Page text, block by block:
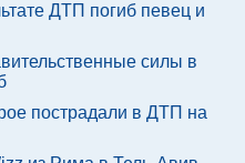
ДТП погиб певец и
силы в
пострадали в ДТП на